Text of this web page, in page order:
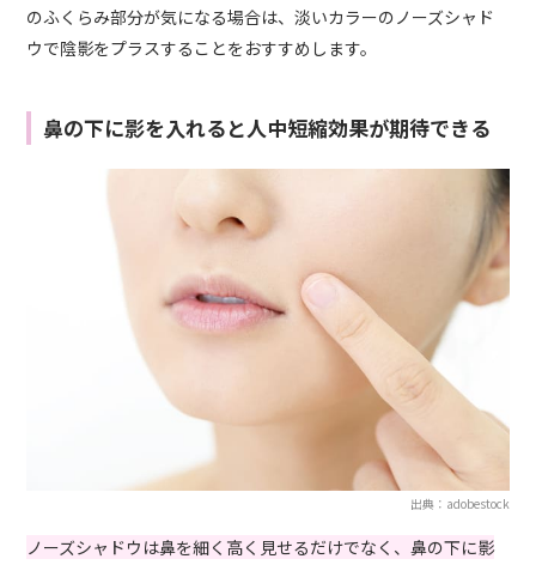
のふくらみ部分が気になる場合は、淡いカラーのノーズシャド
ウで陰影をプラスすることをおすすめします。
鼻の下に影を入れると人中短縮効果が期待できる
出典：adobestock
ノーズシャドウは鼻を細く高く見せるだけでなく、鼻の下に影